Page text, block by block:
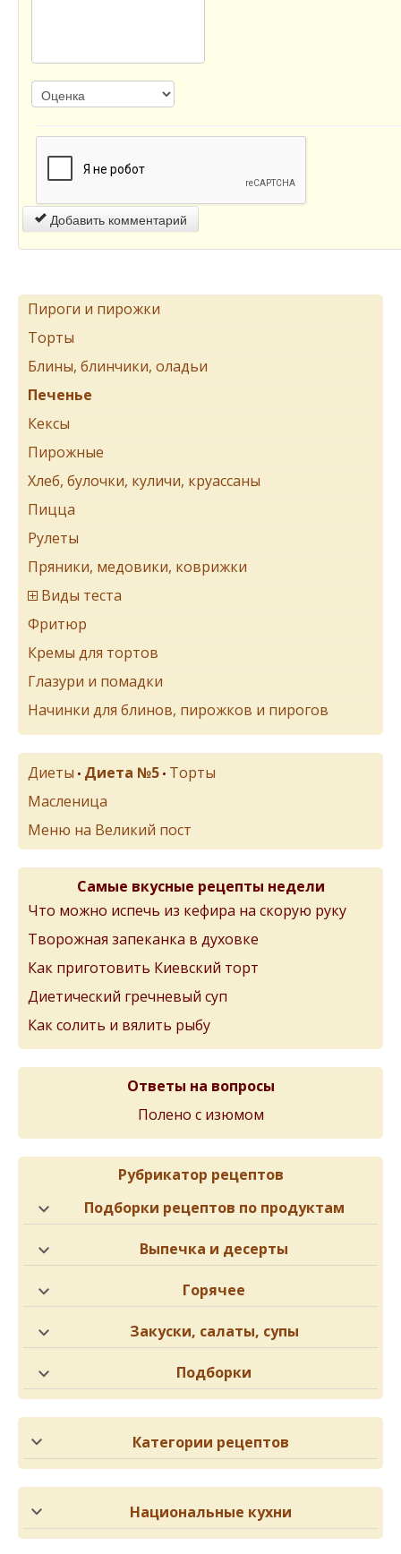
Добавить комментарий
Пироги и пирожки
Торты
Блины, блинчики, оладьи
Печенье
Кексы
Пирожные
Хлеб, булочки, куличи, круассаны
Пицца
Рулеты
Пряники, медовики, коврижки
Виды теста
Фритюр
Кремы для тортов
Глазури и помадки
Начинки для блинов, пирожков и пирогов
Диеты • Диета №5 • Торты
Масленица
Меню на Великий пост
Самые вкусные рецепты недели
Что можно испечь из кефира на скорую руку
Творожная запеканка в духовке
Как приготовить Киевский торт
Диетический гречневый суп
Как солить и вялить рыбу
Ответы на вопросы
Полено с изюмом
Рубрикатор рецептов
Подборки рецептов по продуктам
Выпечка и десерты
Горячее
Закуски, салаты, супы
Подборки
Категории рецептов
Национальные кухни